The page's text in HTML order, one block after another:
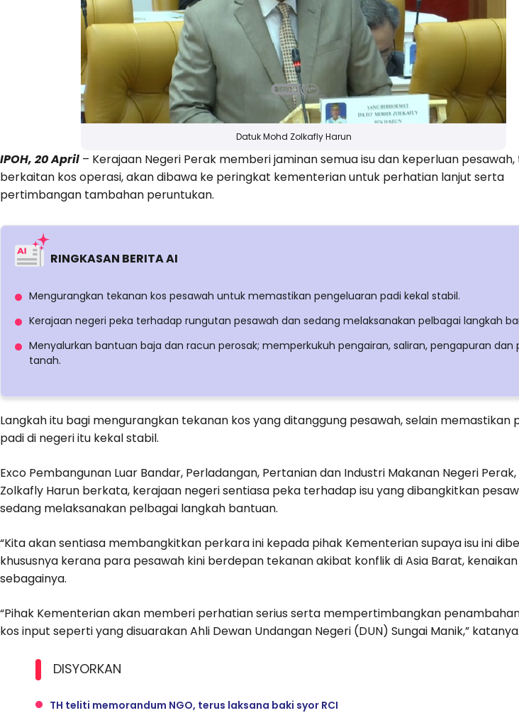
Datuk Mohd Zolkafly Harun
IPOH, 20 April – Kerajaan Negeri Perak memberi jaminan semua isu dan keperluan
berkaitan kos operasi, akan dibawa ke peringkat kementerian untuk perhatian lanjut serta
pertimbangan tambahan peruntukan.
RINGKASAN BERITA AI
Mengurangkan tekanan kos pesawah untuk memastikan pengeluaran padi kekal stabil.
Kerajaan negeri peka terhadap rungutan pesawah dan sedang melaksanakan pelbagai langkah
Menyalurkan bantuan baja dan racun perosak; memperkukuh pengairan, saliran, pengapuran dan
tanah.
Langkah itu bagi mengurangkan tekanan kos yang ditanggung pesawah, selain memastikan
padi di negeri itu kekal stabil.
Exco Pembangunan Luar Bandar, Perladangan, Pertanian dan Industri Makanan Negeri
Zolkafly Harun berkata, kerajaan negeri sentiasa peka terhadap isu yang dibangkitkan
sedang melaksanakan pelbagai langkah bantuan.
“Kita akan sentiasa membangkitkan perkara ini kepada pihak Kementerian supaya isu ini
khususnya kerana para pesawah kini berdepan tekanan akibat konflik di Asia Barat,
sebagainya.
“Pihak Kementerian akan memberi perhatian serius serta mempertimbangkan
kos input seperti yang disuarakan Ahli Dewan Undangan Negeri (DUN) Sungai Manik,” katanya.
DISYORKAN
TH teliti memorandum NGO, terus laksana baki syor RCI